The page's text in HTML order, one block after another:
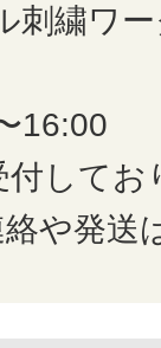
刺繍ワ
16:00
付してお
絡や発送